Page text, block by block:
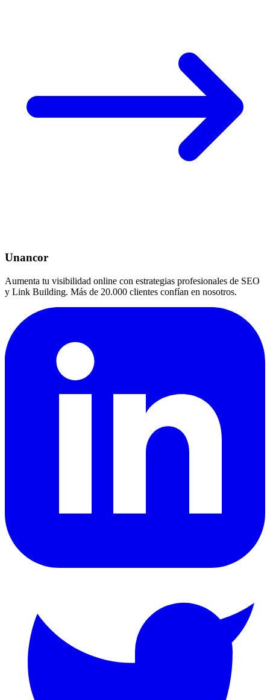
Unancor
Aumenta tu visibilidad online con estrategias profesionales de SEO
y Link Building. Más de 20.000 clientes confían en nosotros.